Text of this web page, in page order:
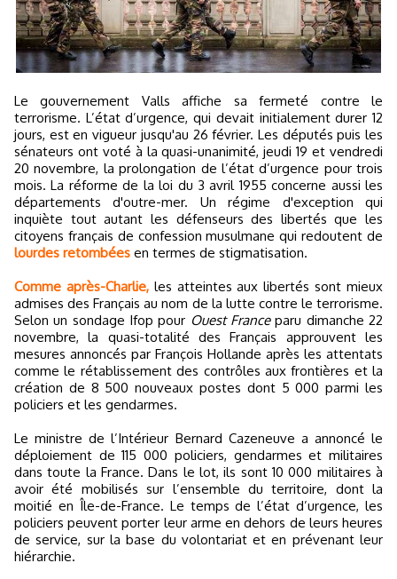
Le gouvernement Valls affiche sa fermeté contre le
terrorisme. L’état d’urgence, qui devait initialement durer 12
jours, est en vigueur jusqu'au 26 février. Les députés puis les
sénateurs ont voté à la quasi-unanimité, jeudi 19 et vendredi
20 novembre, la prolongation de l’état d’urgence pour trois
mois. La réforme de la loi du 3 avril 1955 concerne aussi les
départements d'outre-mer. Un régime d'exception qui
inquiète tout autant les défenseurs des libertés que les
citoyens français de confession musulmane qui redoutent de
lourdes retombées en termes de stigmatisation.
Comme après-Charlie,les atteintes aux libertés sont mieux
admises des Français au nom de la lutte contre le terrorisme.
Selon un sondage Ifop pour Ouest Franceparu dimanche 22
novembre, la quasi-totalité des Français approuvent les
mesures annoncés par François Hollande après les attentats
comme le rétablissement des contrôles aux frontières et la
création de 8 500 nouveaux postes dont 5 000 parmi les
policiers et les gendarmes.
Le ministre de l’Intérieur Bernard Cazeneuve a annoncé le
déploiement de 115 000 policiers, gendarmes et militaires
dans toute la France. Dans le lot, ils sont 10 000 militaires à
avoir été mobilisés sur l’ensemble du territoire, dont la
moitié en Île-de-France. Le temps de l’état d’urgence, les
policiers peuvent porter leur arme en dehors de leurs heures
de service, sur la base du volontariat et en prévenant leur
hiérarchie.